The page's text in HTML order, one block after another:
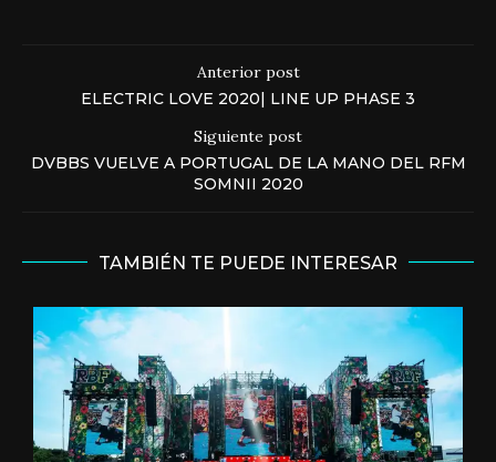
Anterior post
ELECTRIC LOVE 2020| LINE UP PHASE 3
Siguiente post
DVBBS VUELVE A PORTUGAL DE LA MANO DEL RFM
SOMNII 2020
TAMBIÉN TE PUEDE INTERESAR